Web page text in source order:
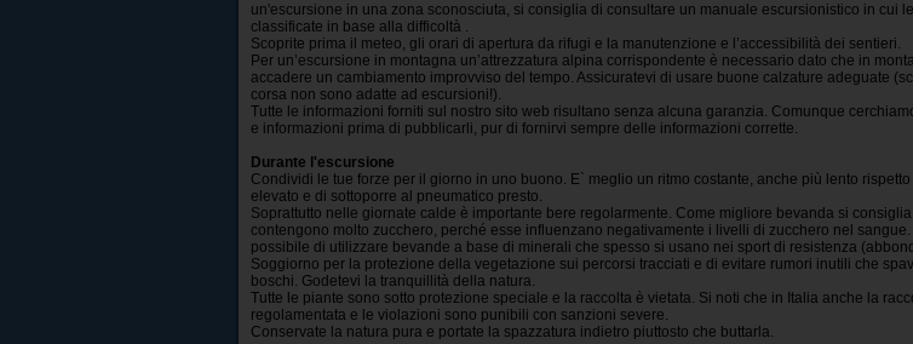
un'escursione in una zona sconosciuta, si consiglia di consultare un manuale escursionistico in cui
classificate in base alla difficoltà .
Scoprite prima il meteo, gli orari di apertura da rifugi e la manutenzione e l’accessibilità dei sentieri.
Per un’escursione in montagna un’attrezzatura alpina corrispondente è necessario dato che in
accadere un cambiamento improvviso del tempo. Assicuratevi di usare buone calzature adeguate
corsa non sono adatte ad escursioni!).
Tutte le informazioni forniti sul nostro sito web risultano senza alcuna garanzia. Comunque
e informazioni prima di pubblicarli, pur di fornirvi sempre delle informazioni corrette.
Durante l'escursione
Condividi le tue forze per il giorno in uno buono. E` meglio un ritmo costante, anche più lento
elevato e di sottoporre al pneumatico presto.
Soprattutto nelle giornate calde è importante bere regolarmente. Come migliore bevanda si
contengono molto zucchero, perché esse influenzano negativamente i livelli di zucchero nel
possibile di utilizzare bevande a base di minerali che spesso si usano nei sport di resistenza
Soggiorno per la protezione della vegetazione sui percorsi tracciati e di evitare rumori inutili che
boschi. Godetevi la tranquillità della natura.
Tutte le piante sono sotto protezione speciale e la raccolta è vietata. Si noti che in Italia anche la
regolamentata e le violazioni sono punibili con sanzioni severe.
Conservate la natura pura e portate la spazzatura indietro piuttosto che buttarla.